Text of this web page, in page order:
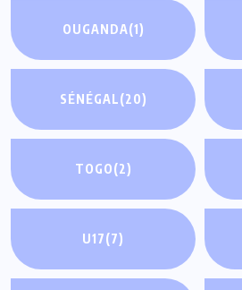
OUGANDA(1)
SÉNÉGAL(20)
TOGO(2)
U17(7)